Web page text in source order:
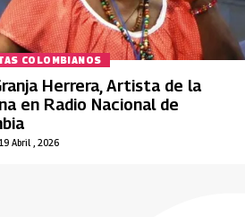
COLOMBIANOS
Abril , 2026
Herrera, Artista de la
en Radio Nacional de